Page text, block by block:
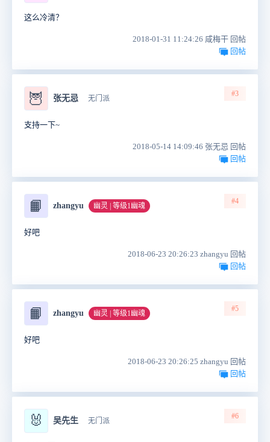
这么冷清？
2018-01-31 11:24:26 咸梅干 回帖
回帖
🦉 张无忌 无门派
#3
支持一下~
2018-05-14 14:09:46 张无忌 回帖
回帖
📙 zhangyu 幽灵 | 等级1幽魂
#4
好吧
2018-06-23 20:26:23 zhangyu 回帖
回帖
📙 zhangyu 幽灵 | 等级1幽魂
#5
好吧
2018-06-23 20:26:25 zhangyu 回帖
回帖
🐰 吴先生 无门派
#6